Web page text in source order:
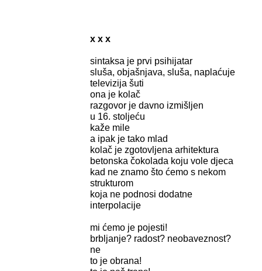
x x x
sintaksa je prvi psihijatar
sluša, objašnjava, sluša, naplaćuje
televizija šuti
ona je kolač
razgovor je davno izmišljen
u 16. stoljeću
kaže mile
a ipak je tako mlad
kolač je zgotovljena arhitektura
betonska čokolada koju vole djeca
kad ne znamo što ćemo s nekom
strukturom
koja ne podnosi dodatne
interpolacije
mi ćemo je pojesti!
brbljanje? radost? neobaveznost?
ne
to je obrana!